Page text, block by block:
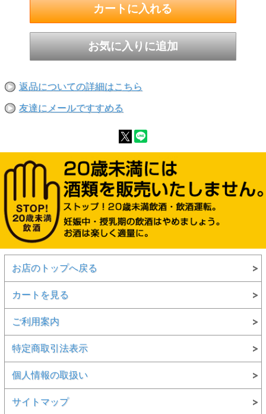
返品についての詳細はこちら
友達にメールですすめる
お店のトップへ戻る
カートを見る
ご利用案内
特定商取引法表示
個人情報の取扱い
サイトマップ